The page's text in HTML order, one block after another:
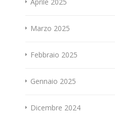
Marzo 2025
Febbraio 2025
Gennaio 2025
Dicembre 2024